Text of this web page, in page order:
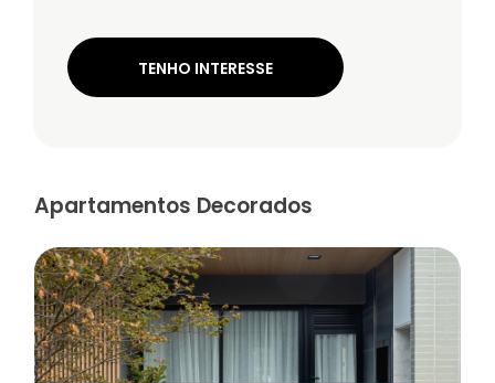
TENHO INTERESSE
Apartamentos Decorados